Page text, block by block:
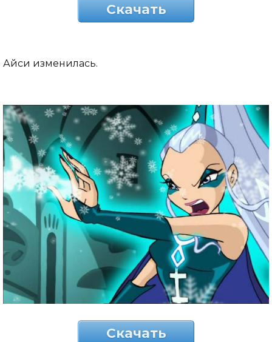
Скачать
Айси изменилась.
Скачать